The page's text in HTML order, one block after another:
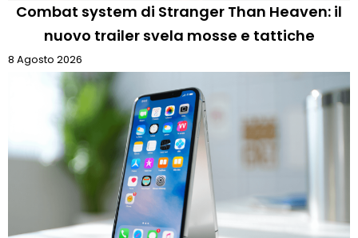
Combat system di Stranger Than Heaven: il
nuovo trailer svela mosse e tattiche
8 Agosto 2026